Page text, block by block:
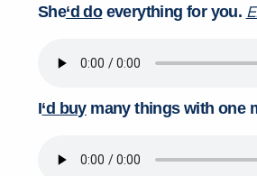
She‘d doeverything for you.
I‘d buymany things with one